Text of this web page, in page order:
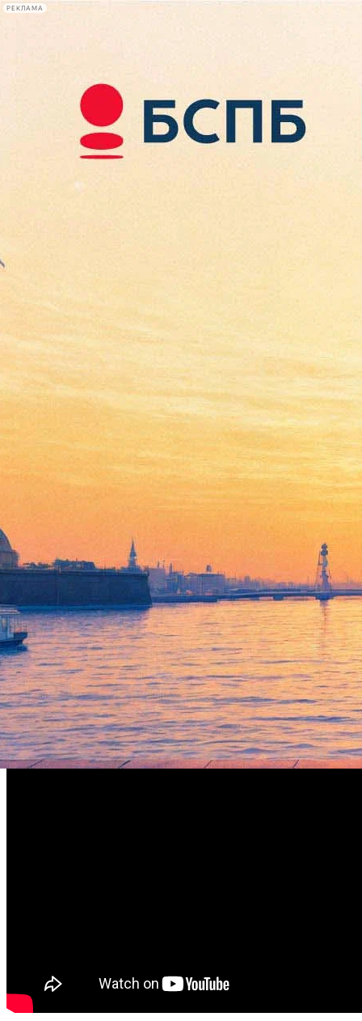
РЕКЛАМА
Сегодня:
2026.08.09
11:40
Афиша Plus
«Ты когда-нибудь раньше
видел книгу?»: вышел
трейлер «451 градуса по
Фаренгейту»
Версия для печати
В сети появился первый официальный тизер фильма «451
градус по Фаренгейту», который снимает режиссер Рамин
Бахрани для канала HBO. Это экранизация романа
американского писателя-фантаста Рэя Брэдбери, где речь идет
о мире будущего, в котором не останется книг.
Фильм-антиутопия переносит зрителя в мир, где хранение
печатных книг приравнивается к преступлению, их положено
сжигать, а всякое инакомыслие преследуется.